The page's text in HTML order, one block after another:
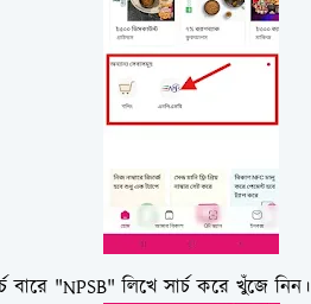
বারে "NPSB" লিখে সার্চ করে খুঁজে নিন।